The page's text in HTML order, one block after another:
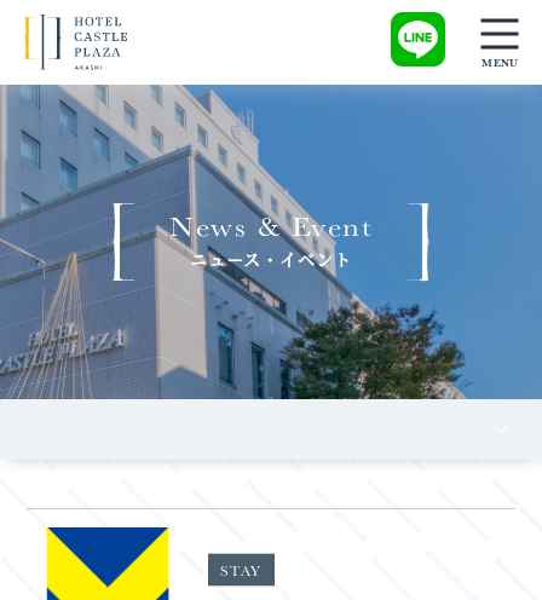
News & Event
ニュース・イベント
STAY